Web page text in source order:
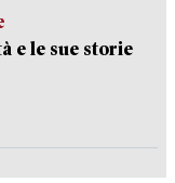
e le sue storie